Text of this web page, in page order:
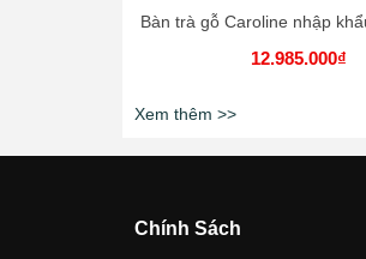
12.985.000₫
Xem thêm >>
Chính Sách